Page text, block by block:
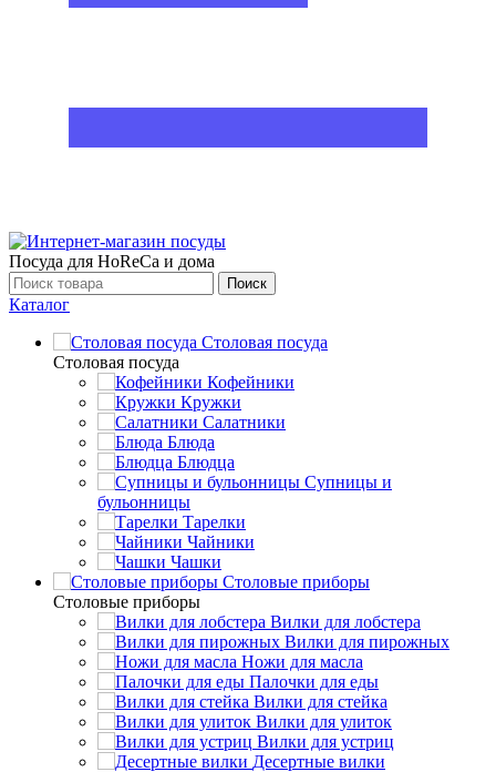
Посуда для HoReCa и дома
Поиск
Каталог
Столовая посуда
Столовая посуда
Кофейники
Кружки
Салатники
Блюда
Блюдца
Супницы и
бульонницы
Тарелки
Чайники
Чашки
Cтоловые приборы
Cтоловые приборы
Вилки для лобстера
Вилки для пирожных
Ножи для масла
Палочки для еды
Вилки для стейка
Вилки для улиток
Вилки для устриц
Десертные вилки